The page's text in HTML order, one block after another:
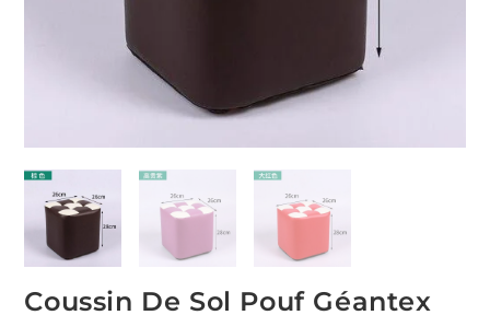
Coussin De Sol Pouf Géantex